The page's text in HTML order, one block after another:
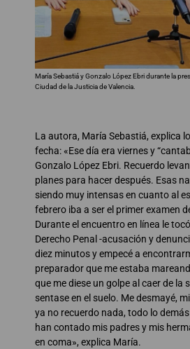
María Sebastiá y Gonzalo López Ebri durante la
Ciudad de la Justicia de Valencia.
La autora, María Sebastiá, explica
fecha: «Ese día era viernes y
Gonzalo López Ebri. Recuerdo
planes para hacer después. Esas
siendo muy intensas en cuanto al
febrero iba a ser el primer examen
Durante el encuentro en línea le
Derecho Penal -acusación y
diez minutos y empecé a
preparador que me estaba
que me diese un golpe al caer de la
sentase en el suelo. Me desmayé,
ya no recuerdo nada, todo lo
han contado mis padres y mis
en coma», explica María.